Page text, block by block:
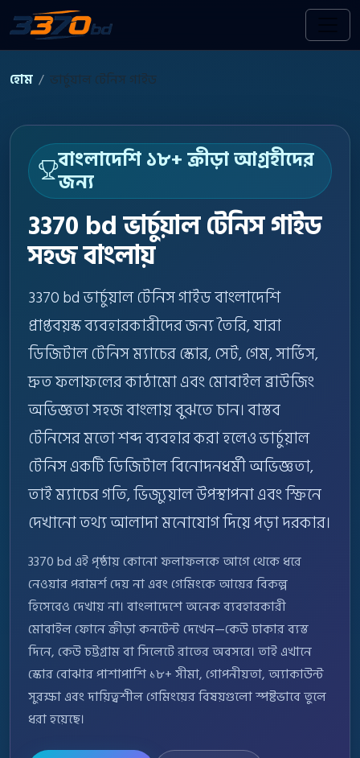
হোম ভার্চুয়াল টেনিস গাইড
বাংলাদেশি ১৮+ ক্রীড়া আগ্রহীদের
জন্য
3370 bd ভার্চুয়াল টেনিস গাইড
সহজ বাংলায়
3370 bd ভার্চুয়াল টেনিস গাইড বাংলাদেশি
প্রাপ্তবয়স্ক ব্যবহারকারীদের জন্য তৈরি, যারা
ডিজিটাল টেনিস ম্যাচের স্কোর, সেট, গেম, সার্ভিস,
দ্রুত ফলাফলের কাঠামো এবং মোবাইল ব্রাউজিং
অভিজ্ঞতা সহজ বাংলায় বুঝতে চান। বাস্তব
টেনিসের মতো শব্দ ব্যবহার করা হলেও ভার্চুয়াল
টেনিস একটি ডিজিটাল বিনোদনধর্মী অভিজ্ঞতা,
তাই ম্যাচের গতি, ভিজ্যুয়াল উপস্থাপনা এবং স্ক্রিনে
দেখানো তথ্য আলাদা মনোযোগ দিয়ে পড়া দরকার।
3370 bd এই পৃষ্ঠায় কোনো ফলাফলকে আগে থেকে ধরে
নেওয়ার পরামর্শ দেয় না এবং গেমিংকে আয়ের বিকল্প
হিসেবেও দেখায় না। বাংলাদেশে অনেক ব্যবহারকারী
মোবাইল ফোনে ক্রীড়া কনটেন্ট দেখেন—কেউ ঢাকার ব্যস্ত
দিনে, কেউ চট্টগ্রাম বা সিলেটে রাতের অবসরে। তাই এখানে
স্কোর বোঝার পাশাপাশি ১৮+ সীমা, গোপনীয়তা, অ্যাকাউন্ট
সুরক্ষা এবং দায়িত্বশীল গেমিংয়ের বিষয়গুলো স্পষ্টভাবে তুলে
ধরা হয়েছে।